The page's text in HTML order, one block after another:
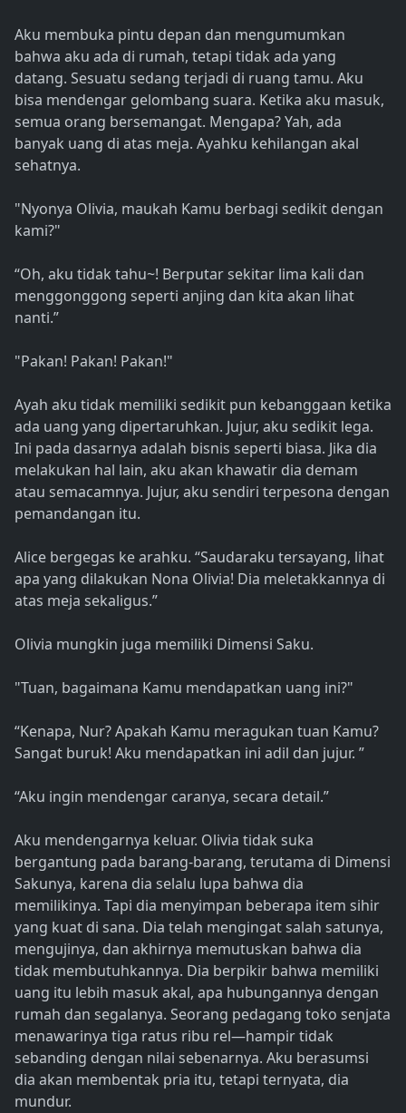
Aku membuka pintu depan dan mengumumkan
bahwa aku ada di rumah, tetapi tidak ada yang
datang. Sesuatu sedang terjadi di ruang tamu. Aku
bisa mendengar gelombang suara. Ketika aku masuk,
semua orang bersemangat. Mengapa? Yah, ada
banyak uang di atas meja. Ayahku kehilangan akal
sehatnya.
"Nyonya Olivia, maukah Kamu berbagi sedikit dengan
kami?"
“Oh, aku tidak tahu~! Berputar sekitar lima kali dan
menggonggong seperti anjing dan kita akan lihat
nanti.”
"Pakan! Pakan! Pakan!"
Ayah aku tidak memiliki sedikit pun kebanggaan ketika
ada uang yang dipertaruhkan. Jujur, aku sedikit lega.
Ini pada dasarnya adalah bisnis seperti biasa. Jika dia
melakukan hal lain, aku akan khawatir dia demam
atau semacamnya. Jujur, aku sendiri terpesona dengan
pemandangan itu.
Alice bergegas ke arahku. “Saudaraku tersayang, lihat
apa yang dilakukan Nona Olivia! Dia meletakkannya di
atas meja sekaligus.”
Olivia mungkin juga memiliki Dimensi Saku.
"Tuan, bagaimana Kamu mendapatkan uang ini?"
“Kenapa, Nur? Apakah Kamu meragukan tuan Kamu?
Sangat buruk! Aku mendapatkan ini adil dan jujur. ”
“Aku ingin mendengar caranya, secara detail.”
Aku mendengarnya keluar. Olivia tidak suka
bergantung pada barang-barang, terutama di Dimensi
Sakunya, karena dia selalu lupa bahwa dia
memilikinya. Tapi dia menyimpan beberapa item sihir
yang kuat di sana. Dia telah mengingat salah satunya,
mengujinya, dan akhirnya memutuskan bahwa dia
tidak membutuhkannya. Dia berpikir bahwa memiliki
uang itu lebih masuk akal, apa hubungannya dengan
rumah dan segalanya. Seorang pedagang toko senjata
menawarinya tiga ratus ribu rel—hampir tidak
sebanding dengan nilai sebenarnya. Aku berasumsi
dia akan membentak pria itu, tetapi ternyata, dia
mundur.